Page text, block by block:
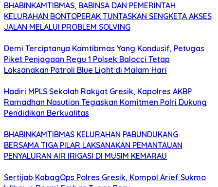
BHABINKAMTIBMAS, BABINSA DAN PEMERINTAH
KELURAHAN BONTOPERAK TUNTASKAN SENGKETA AKSES
JALAN MELALUI PROBLEM SOLVING
Demi Terciptanya Kamtibmas Yang Kondusif, Petugas
Piket Penjagaan Regu 1 Polsek Balocci Tetap
Laksanakan Patroli Blue Light di Malam Hari
Hadiri MPLS Sekolah Rakyat Gresik, Kapolres AKBP
Ramadhan Nasution Tegaskan Komitmen Polri Dukung
Pendidikan Berkualitas
BHABINKAMTIBMAS KELURAHAN PABUNDUKANG
BERSAMA TIGA PILAR LAKSANAKAN PEMANTAUAN
PENYALURAN AIR IRIGASI DI MUSIM KEMARAU
Sertijab KabagOps Polres Gresik, Kompol Arief Sukmo